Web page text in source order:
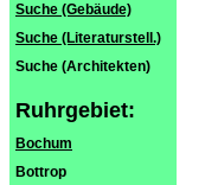
Suche (Gebäude)
Suche (Literaturstell.)
Suche (Architekten)
Ruhrgebiet:
Bochum
Bottrop